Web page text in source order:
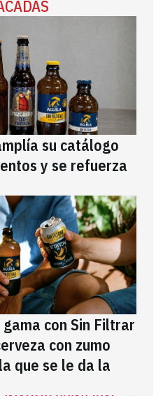
su catálogo
y se refuerza
con Sin Filtrar
con zumo
que se le da la